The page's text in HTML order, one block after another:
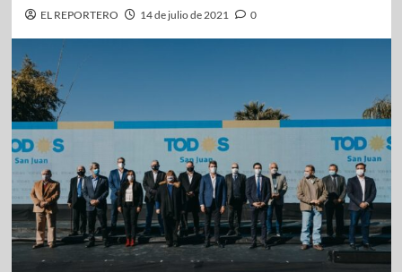
EL REPORTERO 14 de julio de 2021 0